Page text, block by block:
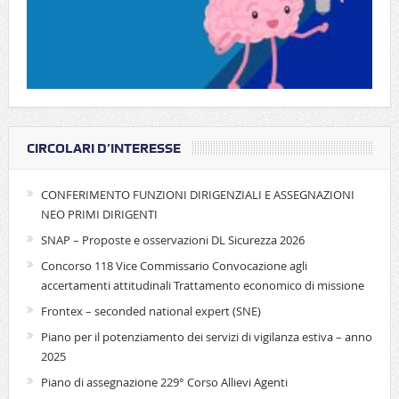
CIRCOLARI D’INTERESSE
CONFERIMENTO FUNZIONI DIRIGENZIALI E ASSEGNAZIONI
NEO PRIMI DIRIGENTI
SNAP – Proposte e osservazioni DL Sicurezza 2026
Concorso 118 Vice Commissario Convocazione agli
accertamenti attitudinali Trattamento economico di missione
Frontex – seconded national expert (SNE)
Piano per il potenziamento dei servizi di vigilanza estiva – anno
2025
Piano di assegnazione 229° Corso Allievi Agenti